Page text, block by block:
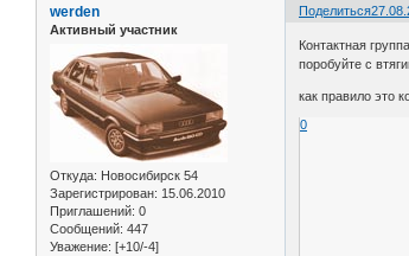
Поделиться
werden
Активный участник
Откуда: Новосибирск 54
Зарегистрирован: 15.06.2010
Приглашений: 0
Сообщений: 447
Уважение: [+10/-4]
Контактная
поробуйте с
как правило это
0